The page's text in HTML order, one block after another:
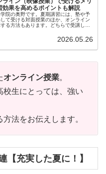
効果を高めるポイントも解説
院の奥野です。夏期講習には、塾や予
て受ける対面授業のほか、オンライン
る方法もあります。どちらで受講した
2026.05.26
オンライン授業。
校生にとっては、強い
法をお伝えします。
【充実した夏に！ 】